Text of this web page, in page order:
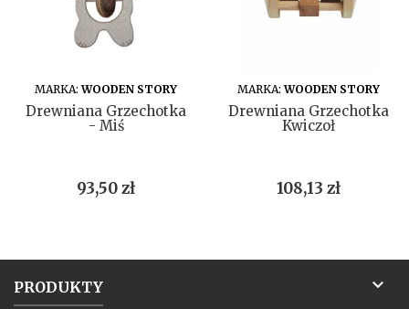
DO KOSZYKA
MARKA:WOODEN STORY
Drewniana Grzechotka
- Miś
Cena
93,50 zł
DO KOSZYKA
MARKA:WOODEN STORY
Drewniana Grzechotka
Kwiczoł
Cena
108,13 zł
PRODUKTY 